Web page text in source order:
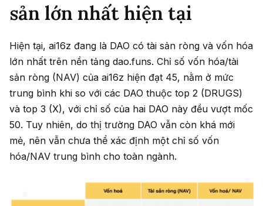
sản lớn nhất hiện tại
Hiện tại, ai16z đang là DAO có tài sản ròng và vốn hóa
lớn nhất trên nền tảng dao.funs. Chỉ số vốn hóa/tài
sản ròng (NAV) của ai16z hiện đạt 45, nằm ở mức
trung bình khi so với các DAO thuộc top 2 (DRUGS)
và top 3 (X), với chỉ số của hai DAO này đều vượt mốc
50. Tuy nhiên, do thị trường DAO vẫn còn khá mới
mẻ, nên vẫn chưa thể xác định một chỉ số vốn
hóa/NAV trung bình cho toàn ngành.